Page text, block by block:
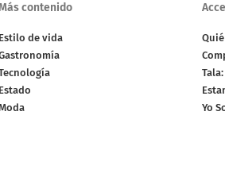
contenido
Estilo de vida
Estado
Yo